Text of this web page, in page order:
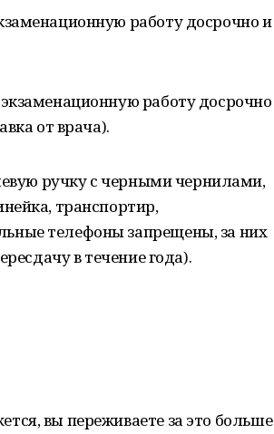
работу досрочно и
работу досрочно
от врача).
ручку с черными чернилами,
транспортир,
телефоны запрещены, за них
в течение года).
вы переживаете за это больше